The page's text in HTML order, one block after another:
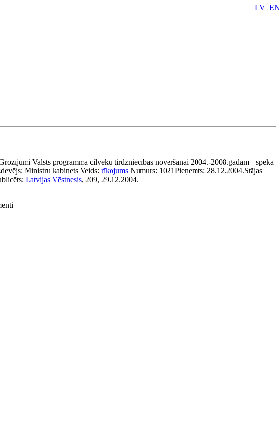
LV EN
Valsts programmā cilvēku tirdzniecības novēršanai 2004.-2008.gadam
spēkā
Ministru kabinets Veids: rīkojums Numurs: 1021Pieņemts: 28.12.2004.Stājas
Latvijas Vēstnesis, 209, 29.12.2004.